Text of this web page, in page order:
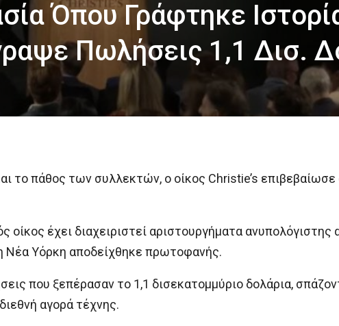
Όπου Γράφτηκε
Πωλήσεις 1,1 Δισ.
το πάθος των συλλεκτών, ο οίκος Christie’s επιβεβαίωσε
οίκος έχει διαχειριστεί αριστουργήματα ανυπολόγιστης
Νέα Υόρκη αποδείχθηκε πρωτοφανής.
που ξεπέρασαν το 1,1 δισεκατομμύριο δολάρια,
αγορά τέχνης.